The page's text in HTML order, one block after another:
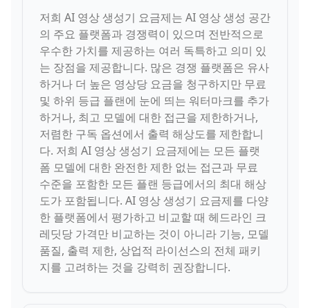
저희 AI 영상 생성기 요금제는 AI 영상 생성 공간
의 주요 플랫폼과 경쟁력이 있으며 전반적으로
우수한 가치를 제공하는 여러 독특하고 의미 있
는 장점을 제공합니다. 많은 경쟁 플랫폼은 유사
하거나 더 높은 영상당 요금을 청구하지만 무료
및 하위 등급 플랜에 눈에 띄는 워터마크를 추가
하거나, 최고 모델에 대한 접근을 제한하거나,
저렴한 구독 옵션에서 출력 해상도를 제한합니
다. 저희 AI 영상 생성기 요금제에는 모든 플랫
폼 모델에 대한 완전한 제한 없는 접근과 무료
수준을 포함한 모든 플랜 등급에서의 최대 해상
도가 포함됩니다. AI 영상 생성기 요금제를 다양
한 플랫폼에서 평가하고 비교할 때 헤드라인 크
레딧당 가격만 비교하는 것이 아니라 기능, 모델
품질, 출력 제한, 상업적 라이선스의 전체 패키
지를 고려하는 것을 강력히 권장합니다.